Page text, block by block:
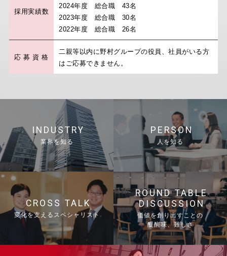
採用実績数
2024年度 総合職 43名
2023年度 総合職 30名
2022年度 総合職 26名
応 募 資 格
二親等以内に野村グループの役員、社員がいる方
はご応募できません。
INDUSTRY
業界を知る
PERSON
人を知る
CROSS TALK
変化を支えるスペシャリスト
ROUND TABLE
DISCUSSION
価値を創り出すことの
醍醐味、難しさ